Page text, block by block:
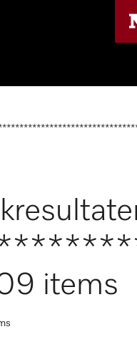
items